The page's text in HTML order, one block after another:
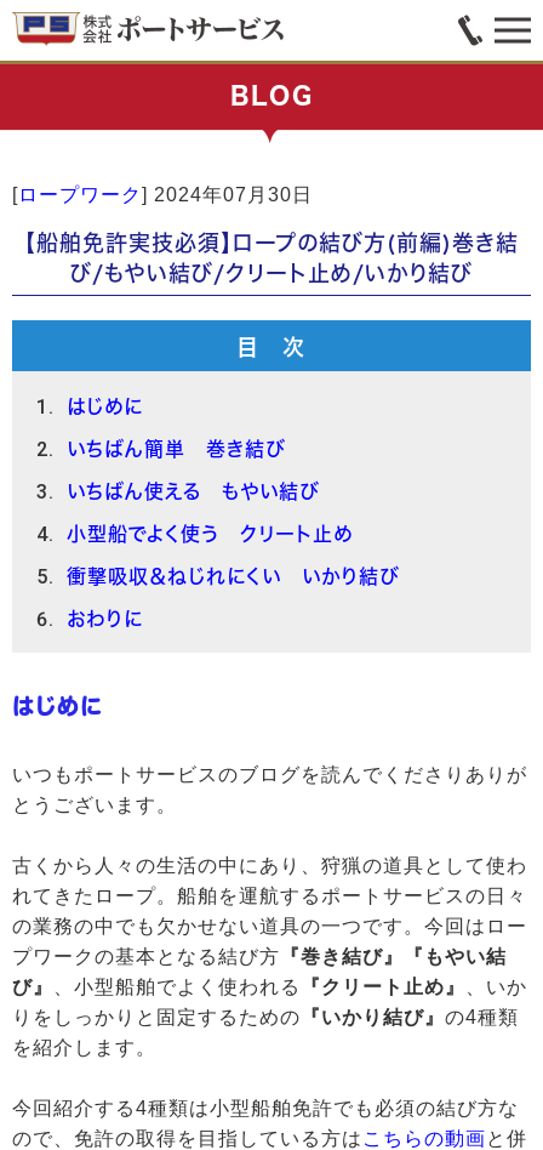
BLOG
[ロープワーク] 2024年07月30日
【船舶免許実技必須】ロープの結び方(前編)巻き結
び/もやい結び/クリート止め/いかり結び
目 次
はじめに
いちばん簡単 巻き結び
いちばん使える もやい結び
小型船でよく使う クリート止め
衝撃吸収＆ねじれにくい いかり結び
おわりに
はじめに
いつもポートサービスのブログを読んでくださりありが
とうございます。
古くから人々の生活の中にあり、狩猟の道具として使わ
れてきたロープ。船舶を運航するポートサービスの日々
の業務の中でも欠かせない道具の一つです。今回はロー
プワークの基本となる結び方 『巻き結び』『もやい結
び』
、小型船舶でよく使われる 『クリート止め』
、いか
りをしっかりと固定するための 『いかり結び』 の4種類
を紹介します。
今回紹介する4種類は小型船舶免許でも必須の結び方な
ので、免許の取得を目指している方は こちらの動画と併